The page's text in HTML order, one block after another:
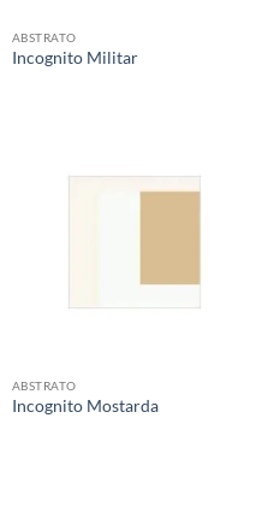
ABSTRATO
Incognito Militar
ABSTRATO
Incognito Mostarda